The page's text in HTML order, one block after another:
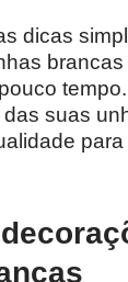
dicas
brancas
suas